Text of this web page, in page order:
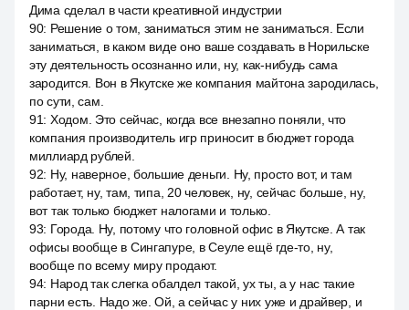
Дима сделал в части креативной индустрии
90: Решение о том, заниматься этим не заниматься. Если
заниматься, в каком виде оно ваше создавать в Норильске
эту деятельность осознанно или, ну, как-нибудь сама
зародится. Вон в Якутске же компания майтона зародилась,
по сути, сам.
91: Ходом. Это сейчас, когда все внезапно поняли, что
компания производитель игр приносит в бюджет города
миллиард рублей.
92: Ну, наверное, большие деньги. Ну, просто вот, и там
работает, ну, там, типа, 20 человек, ну, сейчас больше, ну,
вот так только бюджет налогами и только.
93: Города. Ну, потому что головной офис в Якутске. А так
офисы вообще в Сингапуре, в Сеуле ещё где-то, ну,
вообще по всему миру продают.
94: Народ так слегка обалдел такой, ух ты, а у нас такие
парни есть. Надо же. Ой, а сейчас у них уже и драйвер, и